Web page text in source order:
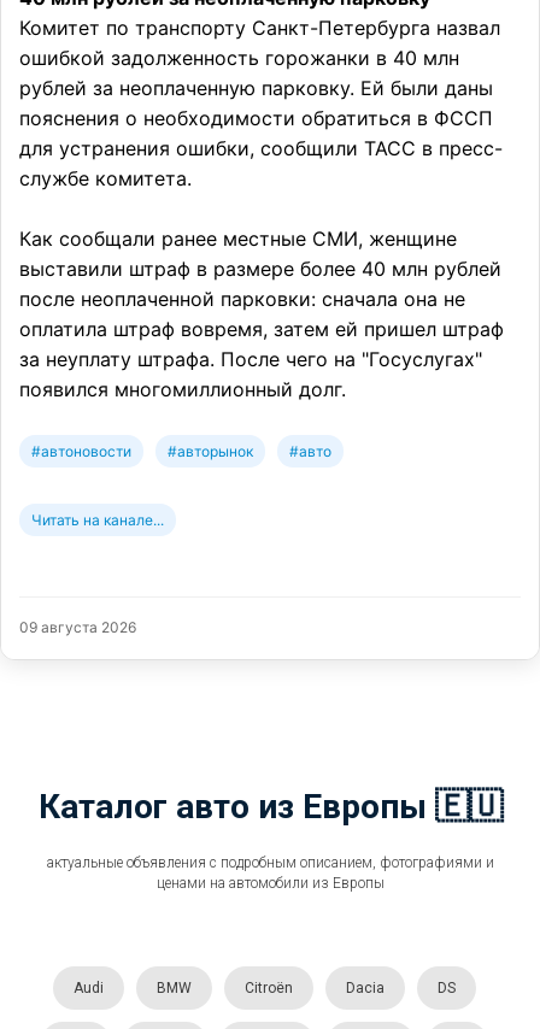
Комитет по транспорту Санкт-Петербурга назвал
ошибкой задолженность горожанки в 40 млн
рублей за неоплаченную парковку. Ей были даны
пояснения о необходимости обратиться в ФССП
для устранения ошибки, сообщили ТАСС в пресс-
службе комитета.
Как сообщали ранее местные СМИ, женщине
выставили штраф в размере более 40 млн рублей
после неоплаченной парковки: сначала она не
оплатила штраф вовремя, затем ей пришел штраф
за неуплату штрафа. После чего на "Госуслугах"
появился многомиллионный долг.
#автоновости #авторынок #авто
Читать на канале...
09 августа 2026
Каталог авто из Европы 🇪🇺
актуальные объявления с подробным описанием, фотографиями и
ценами на автомобили из Европы
Audi BMW Citroën Dacia DS